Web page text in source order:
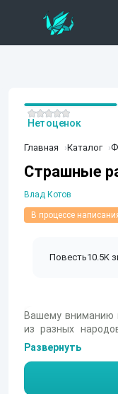
Главная Каталог
Страшные
Влад Котов
В процессе
Повесть10.5K
Нет оценок
Вашему вниманию
из разных
Множество
Развернуть